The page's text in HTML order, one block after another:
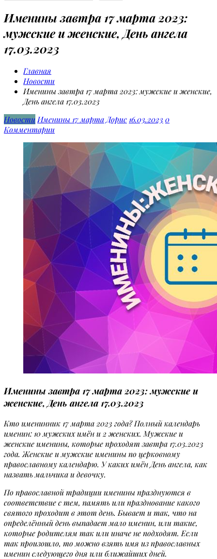
Именины завтра 17 марта 2023:
мужские и женские, День ангела
17.03.2023
Главная
Новости
Именины завтра 17 марта 2023: мужские и женские,
День ангела 17.03.2023
Новости Именины 17 мартаДорис 16.03.2023 0
Комментарии
Именины завтра 17 марта 2023: мужские и
женские, День ангела 17.03.2023
Кто именинник 17 марта 2023 года? Полный календарь
именин: 10 мужских имён и 2 женских. Мужские и
женские именины, которые проходят завтра 17.03.2023
года. Женские и мужские именины по церковному
православному календарю. У каких имён День ангела, как
назвать мальчика и девочку.
По православной традиции именины празднуются в
соответствие с тем, память или празднование какого
святого проходит в этот день. Бывает и так, что на
определённый день выпадает мало именин, или такие,
которые родителям так или иначе не подходят. Если
так произошло, то можно взять имя из православных
именин следующего дня или ближайших дней.